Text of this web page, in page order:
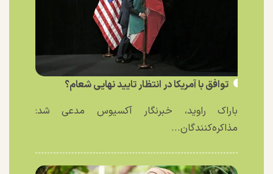
توافق با آمریکا در انتظار تایید نهایی شعام؟
باراک راوید، خبرنگار آکسیوس مدعی شد:
مذاکره‌کنندگان...